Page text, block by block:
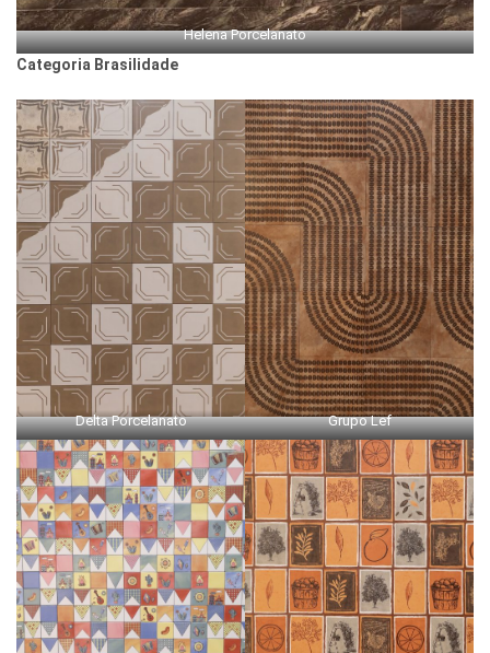
Helena Porcelanato
Categoria Brasilidade
Delta Porcelanato Grupo Lef